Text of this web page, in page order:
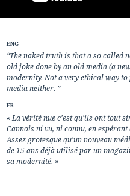
ENG
“The naked truth is that a so called
old joke done by an old media (a
modernity. Not a very ethical way
media neither. ”
FR
« La vérité nue c'est qu'ils ont tout
Cannois ni vu, ni connu, en
Assez grotesque qu'un nouveau
de 15 ans déjà utilisé par un
sa modernité. »